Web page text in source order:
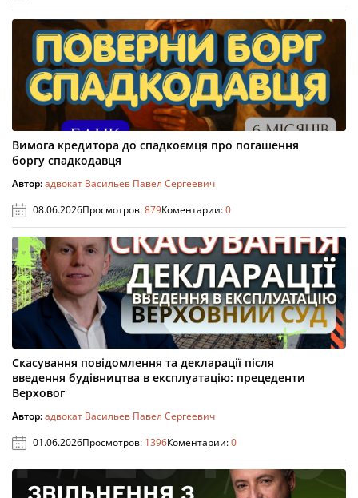
Вимога кредитора до спадкоємця про погашення
боргу спадкодавця
Автор:адвокат Васильев Павел Сергеевич
08.06.2026Просмотров:879Коментарии:0
Скасування повідомлення та декларації після
введення будівництва в експлуатацію: прецеденти
Верховог
Автор:адвокат Васильев Павел Сергеевич
01.06.2026Просмотров: 1396Коментарии:0